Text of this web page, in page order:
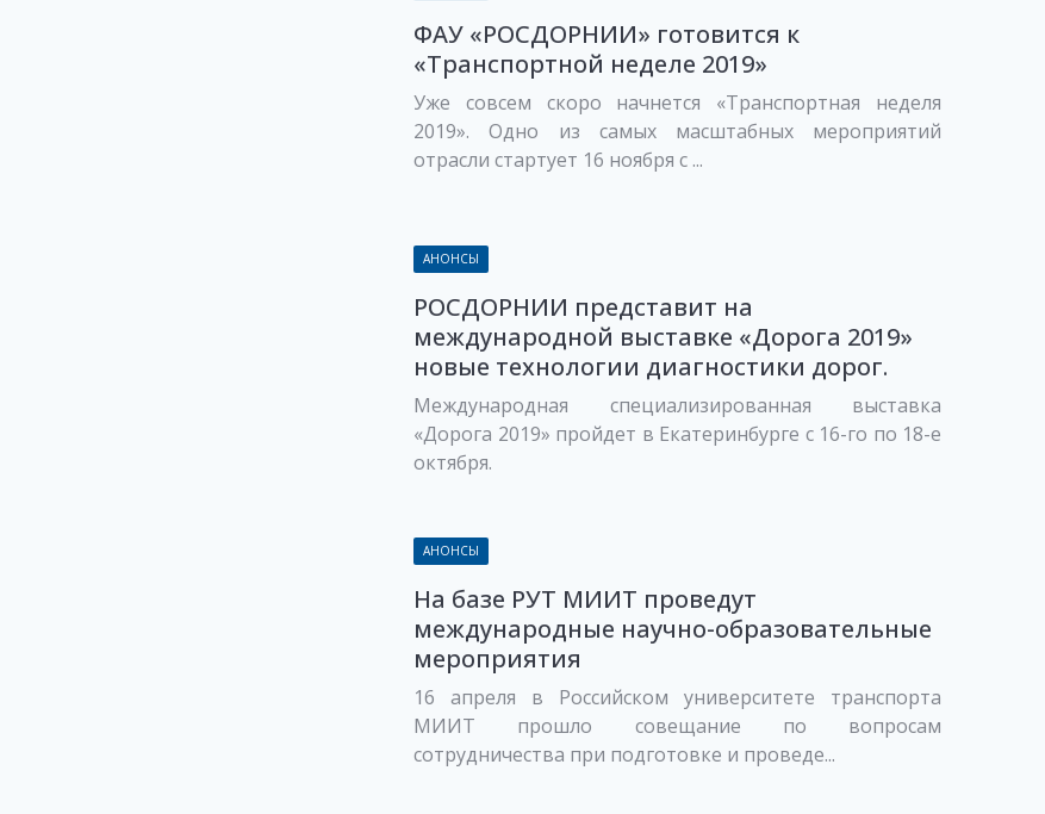
ФАУ «РОСДОРНИИ» готовится к
«Транспортной неделе 2019»
Уже совсем скоро начнется «Транспортная неделя
2019». Одно из самых масштабных мероприятий
отрасли стартует 16 ноября с ...
АНОНСЫ
РОСДОРНИИ представит на
международной выставке «Дорога 2019»
новые технологии диагностики дорог.
Международная специализированная выставка
«Дорога 2019» пройдет в Екатеринбурге с 16-го по 18-е
октября.
АНОНСЫ
На базе РУТ МИИТ проведут
международные научно-образовательные
мероприятия
16 апреля в Российском университете транспорта
МИИТ прошло совещание по вопросам
сотрудничества при подготовке и проведе...